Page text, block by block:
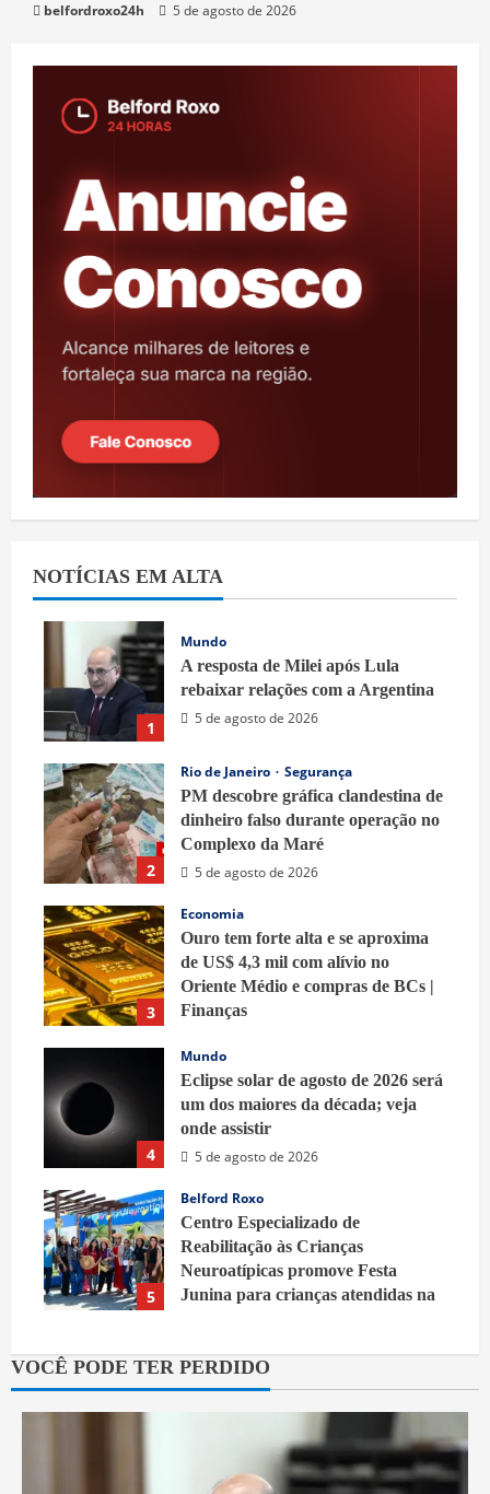
belfordroxo24h
5 de agosto de 2026
NOTÍCIAS EM ALTA
1
Mundo
A resposta de Milei após Lula
rebaixar relações com a Argentina
5 de agosto de 2026
2
Rio de Janeiro
Segurança
PM descobre gráfica clandestina de
dinheiro falso durante operação no
Complexo da Maré
5 de agosto de 2026
3
Economia
Ouro tem forte alta e se aproxima
de US$ 4,3 mil com alívio no
Oriente Médio e compras de BCs |
Finanças
4
Mundo
Eclipse solar de agosto de 2026 será
um dos maiores da década; veja
onde assistir
5 de agosto de 2026
5
Belford Roxo
Centro Especializado de
Reabilitação às Crianças
Neuroatípicas promove Festa
Junina para crianças atendidas na
VOCÊ PODE TER PERDIDO